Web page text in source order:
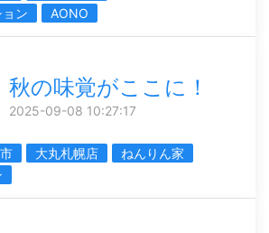
ョン
AONO
秋の味覚がここに！
2025-09-08 10:27:17
大丸札幌店
ねんりん家